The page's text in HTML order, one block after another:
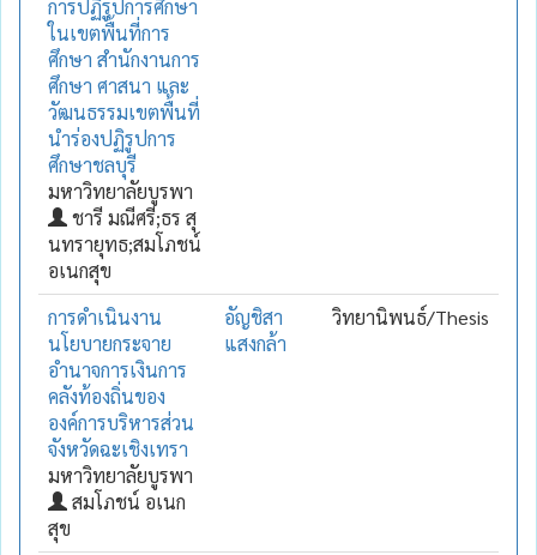
การปฏิรูปการศึกษา
ในเขตพื้นที่การ
ศึกษา สำนักงานการ
ศึกษา ศาสนา และ
วัฒนธรรมเขตพื้นที่
นำร่องปฏิรูปการ
ศึกษาชลบุรี
มหาวิทยาลัยบูรพา
ชารี มณีศรี;ธร สุ
นทรายุทธ;สมโภชน์
อเนกสุข
การดำเนินงาน
นโยบายกระจาย
อำนาจการเงินการ
คลังท้องถิ่นของ
องค์การบริหารส่วน
จังหวัดฉะเชิงเทรา
มหาวิทยาลัยบูรพา
สมโภชน์ อเนก
สุข
อัญชิสา
แสงกล้า
วิทยานิพนธ์/Thesis